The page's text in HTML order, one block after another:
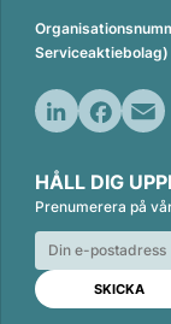
Serviceaktiebolag)
n
k
e
d
n
c
e
b
o
o
k
a
i
l
HÅLL DIG
Prenumerera på